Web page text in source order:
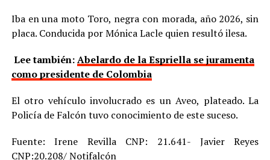
Iba en una moto Toro, negra con morada, año 2026, sin
placa. Conducida por Mónica Lacle quien resultó ilesa.
Lee también:Abelardo de la Espriella se juramenta
como presidente de Colombia
El otro vehículo involucrado es un Aveo, plateado. La
Policía de Falcón tuvo conocimiento de este suceso.
Fuente: Irene Revilla CNP: 21.641- Javier Reyes
CNP:20.208/ Notifalcón